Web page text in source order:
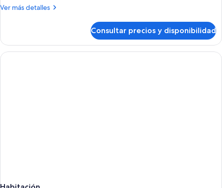
Ver más detalles
Más
Consultar precios y disponibilidad